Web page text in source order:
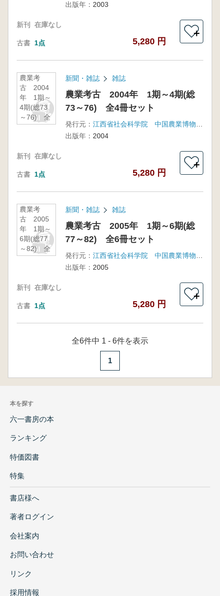
出版年： 2003
新刊 在庫なし
古書 1点 5,280 円
＋
農業考
古 2004
年 1期～
4期(総73
～76) 全
4冊セット
新聞・雑誌 雑誌
農業考古 2004年 1期～4期(総
73～76) 全4冊セット
発行元：
出版年： 2004
新刊 在庫なし
古書 1点 5,280 円
＋
農業考
古 2005
年 1期～
6期(総77
～82) 全
6冊セット
新聞・雑誌 雑誌
農業考古 2005年 1期～6期(総
77～82) 全6冊セット
発行元：
出版年： 2005
新刊 在庫なし
古書 1点 5,280 円
＋
全6件中 1 - 6件を表示
1
本を探す
六一書房の本
ランキング
特価図書
特集
書店様へ
著者ログイン
会社案内
お問い合わせ
リンク
採用情報